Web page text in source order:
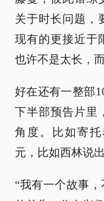
关于时长问题，
现有的更接近于
也许不是太长，
好在还有一整部
下半部预告片里
角度。比如寄
元，比如西林说
“我有一个故事